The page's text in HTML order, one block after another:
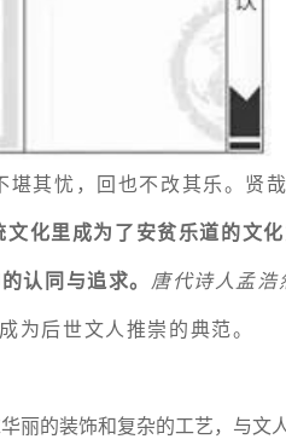
堪其忧，回也不改其乐。贤
文化里成为了安贫乐道的文
认同与追求。 唐代诗人孟浩
为后世文人推崇的典范。
丽的装饰和复杂的工艺，与文